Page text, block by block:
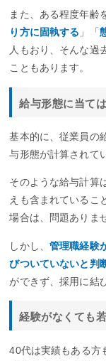
また、ある程度年齢
り方に固執する 」「
人もおり、そんな過
こともあります。
給与形態に当て
基本的に、従業員の
与形態が計算されて
そのような給与計算
えも含まれているこ
場合は、問題ありま
しかし、管理職経験
びついていないと判
ができず、採用に結
経験がなくても
40代は実績もある方